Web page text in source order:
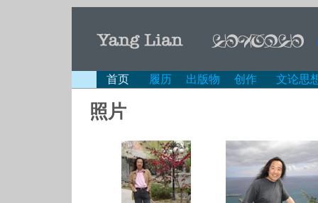
首页 履历 出版物 创作 文论思
照片